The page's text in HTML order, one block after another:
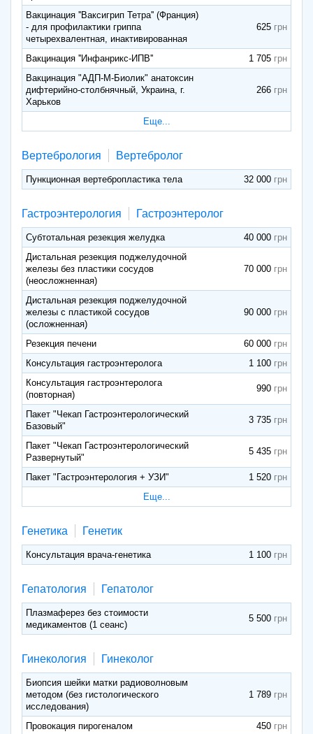
Вакцинация ''Ваксигрип Тетра'' (Франция)
- для профилактики гриппа
четырехвалентная, инактивированная
625
Вакцинация ''Инфанрикс-ИПВ''
1 705
Вакцинация "АДП-М-Биолик" анатоксин
дифтерийно-столбнячный, Украина, г.
Харьков
266
Еще...
Вертебрология Вертебролог
Пункционная вертебропластика тела 32 000
Гастроэнтерология Гастроэнтеролог
Субтотальная резекция желудка
40 000
Дистальная резекция поджелудочной
железы без пластики сосудов
(неосложненная)
70 000
Дистальная резекция поджелудочной
железы с пластикой сосудов
(осложненная)
90 000
Резекция печени
60 000
Консультация гастроэнтеролога
1 100
Консультация гастроэнтеролога
(повторная)
990
Пакет "Чекап Гастроэнтерологический
Базовый"
3 735
Пакет "Чекап Гастроэнтерологический
Развернутый"
5 435
Пакет "Гастроэнтерология + УЗИ"
1 520
Еще...
Генетика Генетик
Консультация врача-генетика 1 100
Гепатология Гепатолог
Плазмаферез без стоимости
медикаментов (1 сеанс)
5 500
Гинекология Гинеколог
Биопсия шейки матки радиоволновым
методом (без гистологического
исследования)
1 789
Провокация пирогеналом
450